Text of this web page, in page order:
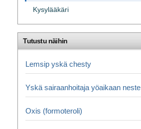
Kysylääkäri
Tutustu näihin
Lemsip yskä chesty
Yskä sairaanhoitaja yöaikaan neste
Oxis (formoteroli)